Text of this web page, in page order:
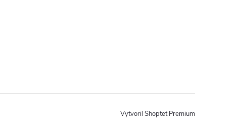
Vytvoril Shoptet Premium